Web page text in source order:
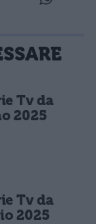
previsto dalla
Tv da
2025
Tv da
2025